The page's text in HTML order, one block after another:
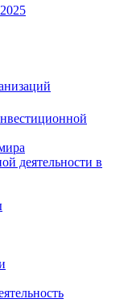
деятельности в